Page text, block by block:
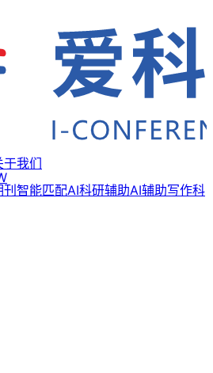
于我们
刊智能匹配AI科研辅助AI辅助写作科